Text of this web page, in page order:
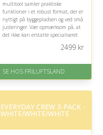
multitool samler praktiske
funktioner i et robust format, der er
nyttigt på byggepladsen og ved små
justeringer. Vær opmærksom på, at
det ikke kan erstatte specialiseret
Gratis fragt
af 5
2499kr
SE HOS FRILUFTSLAND
EVERYDAY CREW 3-PACK -
WHITE/WHITE/WHITE